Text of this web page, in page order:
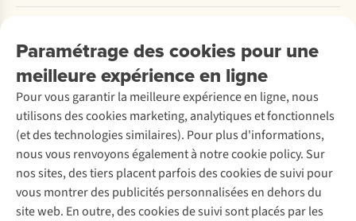
Paramétrage des cookies pour une
meilleure expérience en ligne
Pour vous garantir la meilleure expérience en ligne, nous
utilisons des cookies marketing, analytiques et fonctionnels
(et des technologies similaires). Pour plus d'informations,
nous vous renvoyons également à notre cookie policy. Sur
nos sites, des tiers placent parfois des cookies de suivi pour
vous montrer des publicités personnalisées en dehors du
site web. En outre, des cookies de suivi sont placés par les
Payer
Retourner
Rétractation d'une commande
Entretien & réparations
Garantie
Contactez-nous
Entreprise responsable
À propos d’Ayacucho
Nos magasins
À propos d’A.S.Adventure
Déclaration d'accessibilité
Location / Location sports d’hiver
Seconde-main
Entretien de ski
Service de lavage
Entretien de chaussures
Réparation de chaussures
Réparation de vêtements
Retouches
Découvrez
A.S.Magazine
Explore Camp
Expertise & conseils
Abonnez-vous à la newsletter